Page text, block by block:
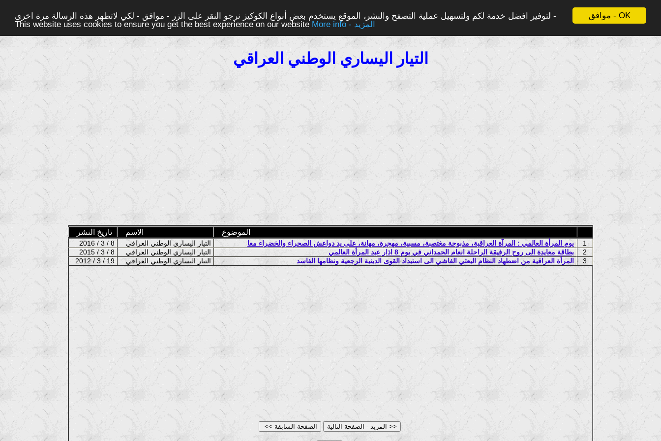
موافق - OK
لتوفير افضل خدمة لكم ولتسهيل عملية التصفح والنشر، الموقع يستخدم بعض أنواع الكوكيز نرجو النقر على الزر - موافق - لكي لاتظهر هذه الرسالة مرة اخرى -
This website uses cookies to ensure you get the best experience on our website
More info - المزيد
التيار اليساري الوطني العراقي
تاريخ النشر الاسم الموضوع
2016 / 3 / 8 يوم المرأة العالمي : المرآة العراقية، مذبوحة مغتصبة، مسبية، مهجرة، مهانة، على يد دواعش الصحراء والخضراء معا
1
2015 / 3 / 8
بطاقة معايدة الى روح الرفيقة الراحلة انعام الحمداني في يوم 8 اذار عيد المرأة العالمي
2
2012 / 3 / 19
المرأة العراقية من اضطهاد النظام البعثي الفاشي الى استبداد القوى الدينية الرجعية ونظامها الفاسد 3